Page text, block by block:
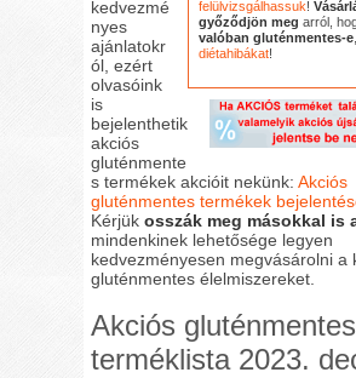
felülvizsgálhassuk!
győződjön meg arról,
valóban gluténmentes-e
diétahibákat!
kedvezmé
nyes
ajánlatokr
ól, ezért
olvasóink
is
bejelenthetik
akciós
gluténmente
s termékek akcióit nekünk:Akciós
gluténmentes termékek
Kérjük osszák meg másokkal is
mindenkinek lehetősége legyen
kedvezményesen megvásárolni a
gluténmentes élelmiszereket.
Akciós gluténmentes
terméklista 2023.